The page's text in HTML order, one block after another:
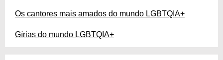
Os cantores mais amados do mundo LGBTQIA+
Gírias do mundo LGBTQIA+